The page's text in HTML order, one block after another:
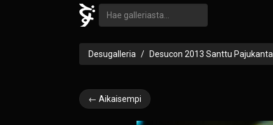
Desugalleria Desucon 2013 Santtu Pajukanta
← Aikaisempi